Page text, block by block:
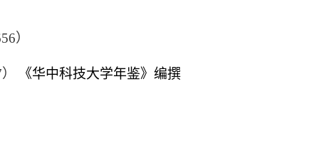
）
） 《华中科技大学年鉴》编撰